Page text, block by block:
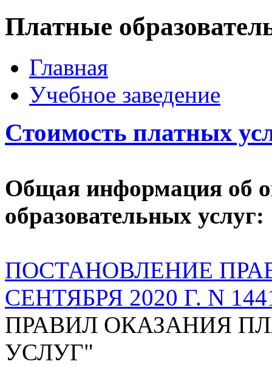
Платные
Главная
Учебное заведение
Стоимость платных
Общая информация об
образовательных услуг:
ПОСТАНОВЛЕНИЕ
СЕНТЯБРЯ 2020 Г. N
ПРАВИЛ ОКАЗАНИЯ
УСЛУГ"